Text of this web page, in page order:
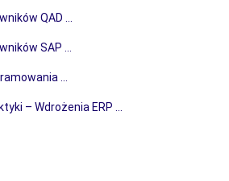
QAD …
SAP …
…
– Wdrożenia ERP …